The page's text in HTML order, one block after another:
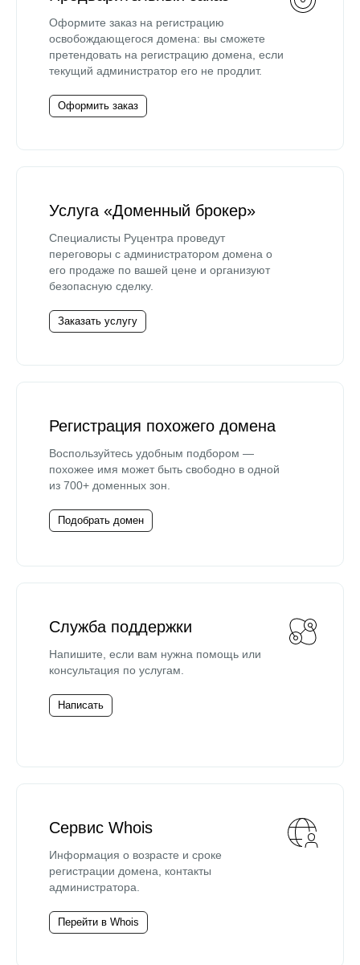
Оформите заказ на регистрацию
освобождающегося домена: вы сможете
претендовать на регистрацию домена, если
текущий администратор его не продлит.
Оформить заказ
Услуга «Доменный брокер»
Специалисты Руцентра проведут
переговоры с администратором домена о
его продаже по вашей цене и организуют
безопасную сделку.
Заказать услугу
Регистрация похожего домена
Воспользуйтесь удобным подбором —
похожее имя может быть свободно в одной
из 700+ доменных зон.
Подобрать домен
Служба поддержки
Напишите, если вам нужна помощь или
консультация по услугам.
Написать
Сервис Whois
Информация о возрасте и сроке
регистрации домена, контакты
администратора.
Перейти в Whois